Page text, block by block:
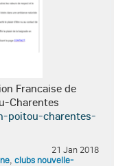
Francaise de
Charentes
poitou-charentes-
21 Jan 2018
, clubs nouvelle-